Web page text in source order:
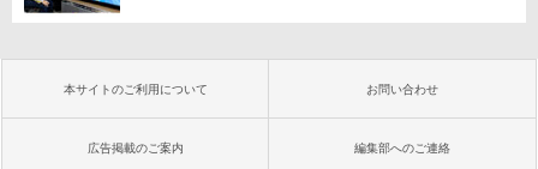
本サイトのご利用について お問い合わせ
広告掲載のご案内 編集部へのご連絡